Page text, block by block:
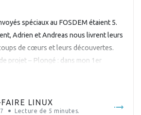
spéciaux au FOSDEM étaient 5.
Adrien et Andreas nous livrent leurs
de cœurs et leurs découvertes.
projet – Plongé : dans mon 1er
LINUX
Lecture de 5 minutes.